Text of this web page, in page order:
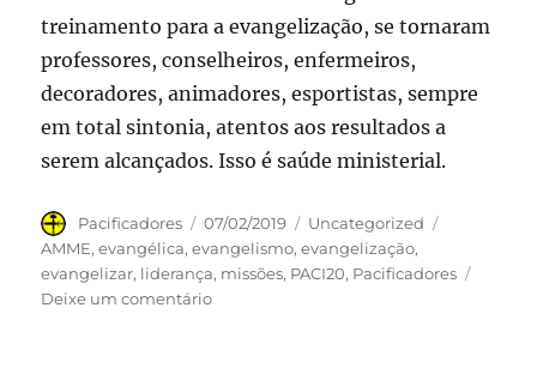
treinamento para a evangelização, se tornaram
professores, conselheiros, enfermeiros,
decoradores, animadores, esportistas, sempre
em total sintonia, atentos aos resultados a
serem alcançados. Isso é saúde ministerial.
Autor
Pacificadores
Publicado
em
07/02/2019 Categorias
Uncategorized
AMME,evangélica,evangelismo,evangelização,
evangelizar, liderança, missões, PACI20, Pacificadores
Deixe um comentárioem